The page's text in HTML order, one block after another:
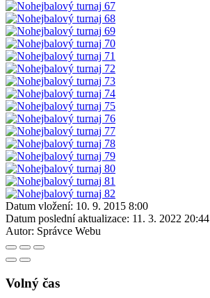
Datum vložení: 10. 9. 2015 8:00
Datum poslední aktualizace: 11. 3. 2022 20:44
Autor: Správce Webu
Volný čas